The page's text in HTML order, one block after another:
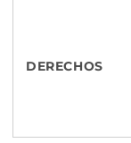
DERECHOS